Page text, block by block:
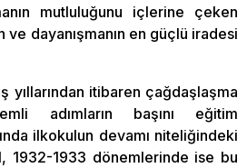
mutluluğunu içlerine çeken
ve dayanışmanın en güçlü iradesi
yıllarından itibaren çağdaşlaşma
adımların başını eğitim
ilkokulun devamı niteliğindeki
1932-1933 dönemlerinde ise bu